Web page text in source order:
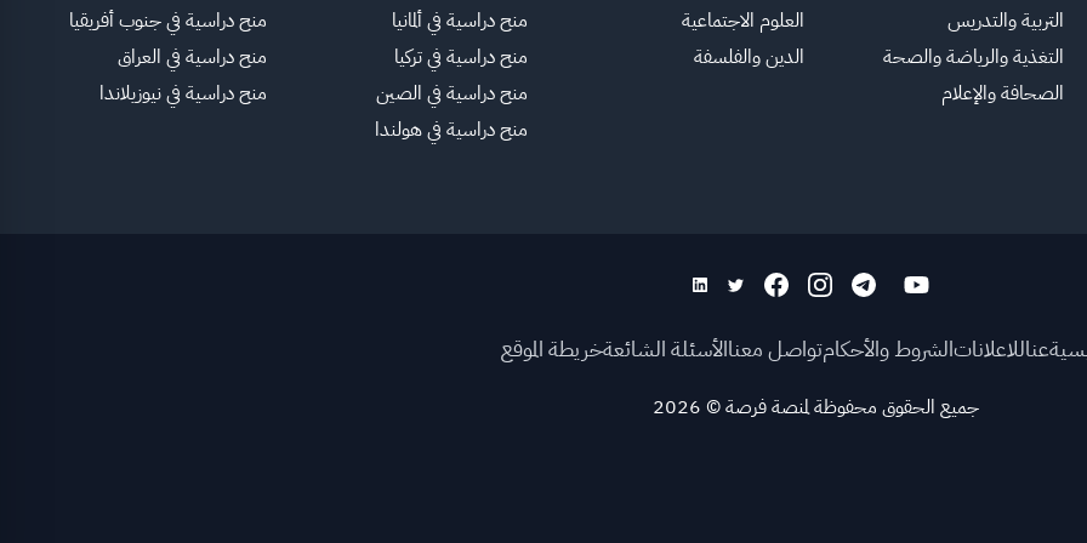
التربية والتدريس
التغذية والرياضة والصحة
الصحافة والإعلام
العلوم الاجتماعية
الدين والفلسفة
منح دراسية في ألمانيا
منح دراسية في تركيا
منح دراسية في الصين
منح دراسية في هولندا
منح دراسية في جنوب أفريقيا
منح دراسية في العراق
منح دراسية في نيوزيلاندا
عناللاعلاناتالشروط والأحكامتواصل معناالأسئلة الشائعةخريطة الموقع
جميع الحقوق محفوظة لمنصة فرصة©
2026